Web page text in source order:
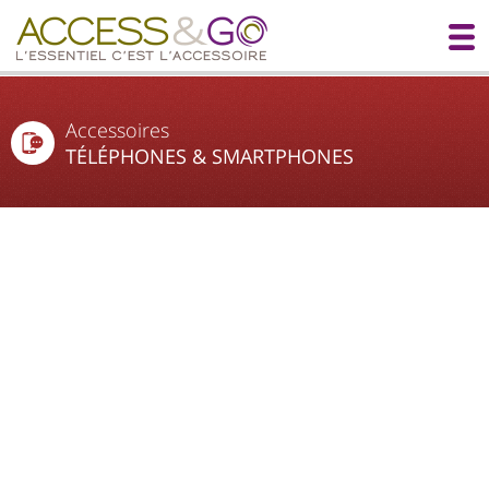
Accessoires
TÉLÉPHONES & SMARTPHONES